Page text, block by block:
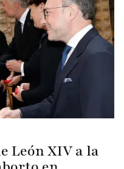
León XIV a la